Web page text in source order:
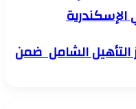
التأهيل الشامل ضمن